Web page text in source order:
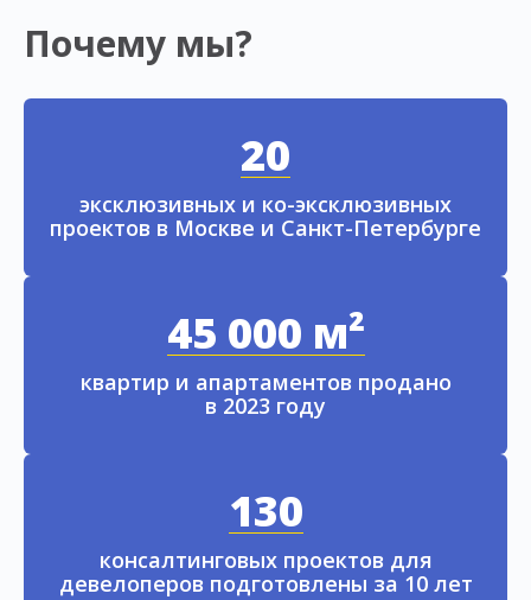
Почему мы?
20
эксклюзивных и ко-эксклюзивных
проектов в Москве и Санкт-Петербурге
45 000 м²
квартир и апартаментов продано
в 2023 году
130
консалтинговых проектов для
девелоперов подготовлены за 10 лет